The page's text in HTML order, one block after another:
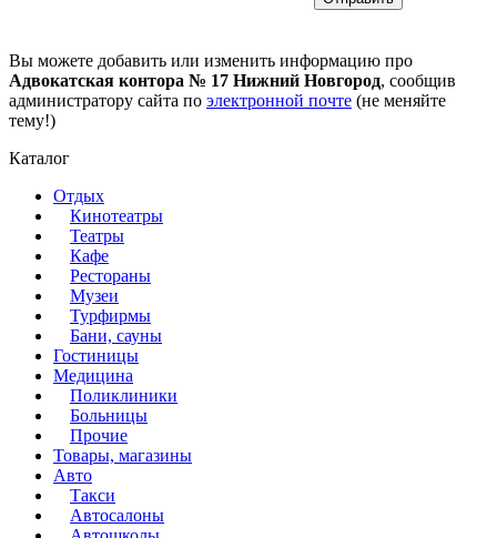
Вы можете добавить или изменить информацию про
Адвокатская контора № 17 Нижний Новгород, сообщив
администратору сайта по электронной почте (не меняйте
тему!)
Каталог
Отдых
Кинотеатры
Театры
Кафе
Рестораны
Музеи
Турфирмы
Бани, сауны
Гостиницы
Медицина
Поликлиники
Больницы
Прочие
Товары, магазины
Авто
Такси
Автосалоны